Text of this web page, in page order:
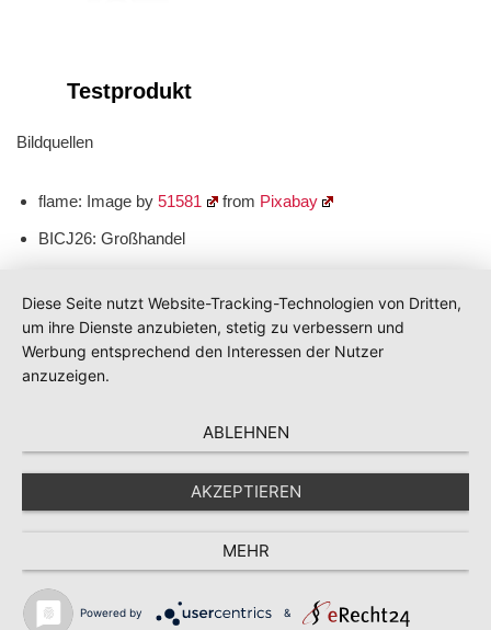
Testprodukt
Bildquellen
flame: Image by 51581 from Pixabay
BICJ26: Großhandel
Pixabay
Diese Seite nutzt Website-Tracking-Technologien von Dritten,
um ihre Dienste anzubieten, stetig zu verbessern und
Werbung entsprechend den Interessen der Nutzer
anzuzeigen.
ABLEHNEN
AKZEPTIEREN
MEHR
Powered by &